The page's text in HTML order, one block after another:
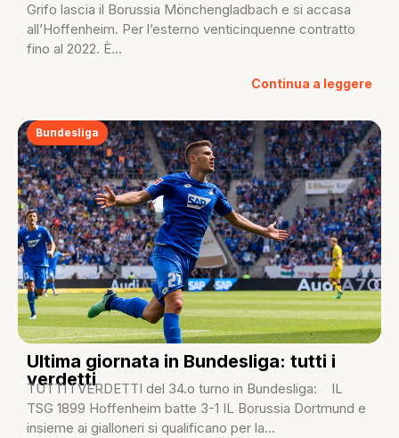
Grifo lascia il Borussia Mönchengladbach e si accasa
all’Hoffenheim. Per l’esterno venticinquenne contratto
fino al 2022. È...
Continua a leggere
Bundesliga
Ultima giornata in Bundesliga: tutti i
verdetti
TUTTI I VERDETTI del 34.o turno in Bundesliga: IL
TSG 1899 Hoffenheim batte 3-1 IL Borussia Dortmund e
insieme ai gialloneri si qualificano per la...